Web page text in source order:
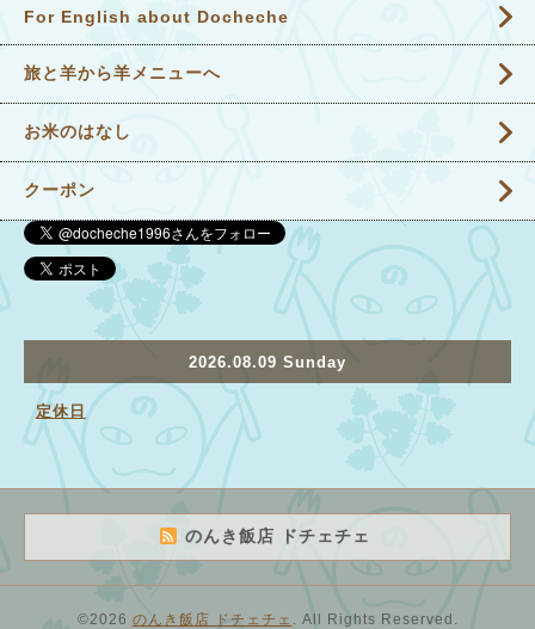
For English about Docheche
旅と羊から羊メニューへ
お米のはなし
クーポン
2026.08.09 Sunday
定休日
のんき飯店 ドチェチェ
©2026 のんき飯店 ドチェチェ . All Rights Reserved.